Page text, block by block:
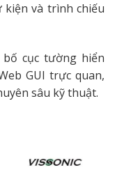
và trình chiếu
bố cục tường hiển
GUI trực quan,
sâu kỹ thuật.